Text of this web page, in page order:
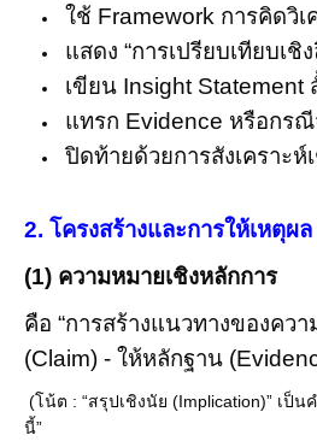
ใช้ Framework การคิดวิเ
แสดง “การเปรียบเทียบเชิ
เขียน Insight Statement
แทรก Evidence หรือกรณี
ปิดท้ายด้วยการสังเคราะห์
2. โครงสร้างและการให้เหตุผล
(1) ความหมายเชิงหลักการ
คือ “การสร้างแนวทางของคว
(Claim) - ให้หลักฐาน (
(โน้ต : “สรุปเชิงนัย (Implication)” เป็
นี้”